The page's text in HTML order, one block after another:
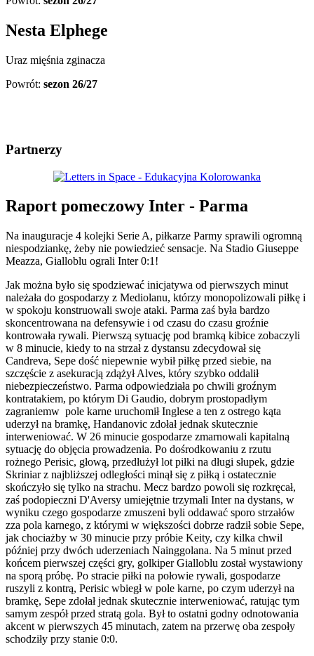
Nesta Elphege
Uraz mięśnia zginacza
Powrót: sezon 26/27
Partnerzy
Raport pomeczowy Inter - Parma
Na inauguracje 4 kolejki Serie A, piłkarze Parmy sprawili ogromną
niespodziankę, żeby nie powiedzieć sensacje. Na Stadio Giuseppe
Meazza, Gialloblu ograli Inter 0:1!
Jak można było się spodziewać inicjatywa od pierwszych minut
należała do gospodarzy z Mediolanu, którzy monopolizowali piłkę i
w spokoju konstruowali swoje ataki. Parma zaś była bardzo
skoncentrowana na defensywie i od czasu do czasu groźnie
kontrowała rywali. Pierwszą sytuację pod bramką kibice zobaczyli
w 8 minucie, kiedy to na strzał z dystansu zdecydował się
Candreva, Sepe dość niepewnie wybił piłkę przed siebie, na
szczęście z asekuracją zdążył Alves, który szybko oddalił
niebezpieczeństwo. Parma odpowiedziała po chwili groźnym
kontratakiem, po którym Di Gaudio, dobrym prostopadłym
zagraniemw pole karne uruchomił Inglese a ten z ostrego kąta
uderzył na bramkę, Handanovic zdołał jednak skutecznie
interweniować. W 26 minucie gospodarze zmarnowali kapitalną
sytuację do objęcia prowadzenia. Po dośrodkowaniu z rzutu
rożnego Perisic, głową, przedłużył lot piłki na długi słupek, gdzie
Skriniar z najbliższej odległości minął się z piłką i ostatecznie
skończyło się tylko na strachu. Mecz bardzo powoli się rozkręcał,
zaś podopieczni D'Aversy umiejętnie trzymali Inter na dystans, w
wyniku czego gospodarze zmuszeni byli oddawać sporo strzałów
zza pola karnego, z którymi w większości dobrze radził sobie Sepe,
jak chociażby w 30 minucie przy próbie Keity, czy kilka chwil
później przy dwóch uderzeniach Nainggolana. Na 5 minut przed
końcem pierwszej części gry, golkiper Gialloblu został wystawiony
na sporą próbę. Po stracie piłki na połowie rywali, gospodarze
ruszyli z kontrą, Perisic wbiegł w pole karne, po czym uderzył na
bramkę, Sepe zdołał jednak skutecznie interweniować, ratując tym
samym zespół przed stratą gola. Był to ostatni godny odnotowania
akcent w pierwszych 45 minutach, zatem na przerwę oba zespoły
schodziły przy stanie 0:0.